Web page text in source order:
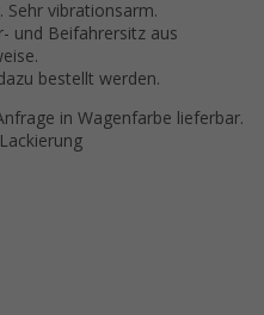
Sehr vibrationsarm.
und Beifahrersitz aus
bestellt werden.
in Wagenfarbe lieferbar.